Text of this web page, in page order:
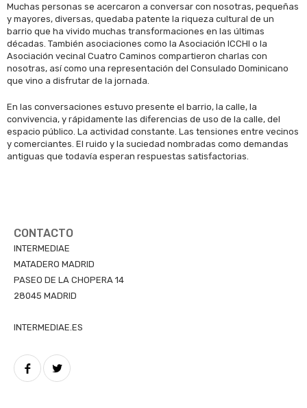
Muchas personas se acercaron a conversar con nosotras, pequeñas
y mayores, diversas, quedaba patente la riqueza cultural de un
barrio que ha vivido muchas transformaciones en las últimas
décadas. También asociaciones como la Asociación ICCHI o la
Asociación vecinal Cuatro Caminos compartieron charlas con
nosotras, así como una representación del Consulado Dominicano
que vino a disfrutar de la jornada.
En las conversaciones estuvo presente el barrio, la calle, la
convivencia, y rápidamente las diferencias de uso de la calle, del
espacio público. La actividad constante. Las tensiones entre vecinos
y comerciantes. El ruido y la suciedad nombradas como demandas
antiguas que todavía esperan respuestas satisfactorias.
CONTACTO
INTERMEDIAE
MATADERO MADRID
PASEO DE LA CHOPERA 14
28045 MADRID
INTERMEDIAE.ES